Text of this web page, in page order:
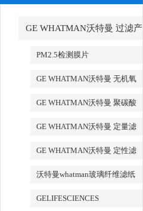
GE WHATMAN沃特曼 过滤产
品代理PM2.5检测膜片
GE WHATMAN沃特曼 无机氧
GE WHATMAN沃特曼 聚碳酸
GE WHATMAN沃特曼 定量滤
GE WHATMAN沃特曼 定性滤
纸
沃特曼whatman玻璃纤维滤纸
GELIFESCIENCES